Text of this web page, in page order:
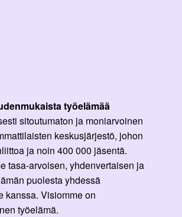
työelämää
sitoutumaton ja moniarvoinen
keskusjärjestö, johon
ja noin 400 000 jäsentä.
tasa-arvoisen, yhdenvertaisen ja
puolesta yhdessä
kanssa. Visiomme on
työelämä.